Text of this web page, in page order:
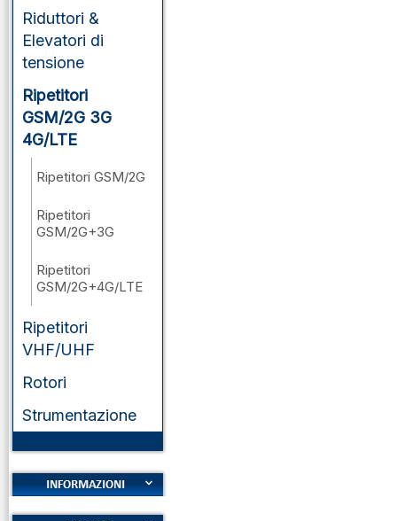
Riduttori &
Elevatori di
tensione
Ripetitori
GSM/2G 3G
4G/LTE
Ripetitori GSM/2G
Ripetitori
GSM/2G+3G
Ripetitori
GSM/2G+4G/LTE
Ripetitori
VHF/UHF
Rotori
Strumentazione
Cookies